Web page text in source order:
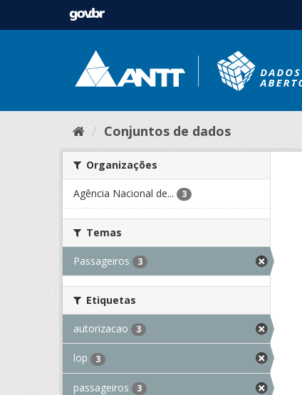
Conjuntos de dados
Organizações
Agência Nacional de... 3
Temas
Passageiros 3
Etiquetas
autorizacao 3
lop 3
passageiros 3